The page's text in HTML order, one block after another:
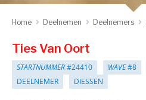
Home Deelnemen Deelnemers
Ties Van Oort
STARTNUMMER#24410 WAVE#8
DEELNEMER
DIESSEN